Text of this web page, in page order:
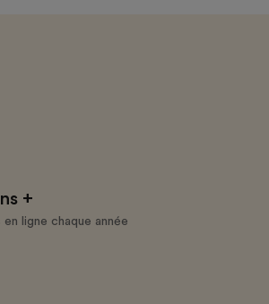
+
ligne chaque année